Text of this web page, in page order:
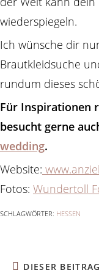
wiederspiegeln.
Ich wünsche dir
Brautkleidsuche
rundum dieses
Für Inspirationen
besucht gerne
wedding.
Website:
Fotos: Wundertoll
SCHLAGWÖRTER: HESSEN
DIESER